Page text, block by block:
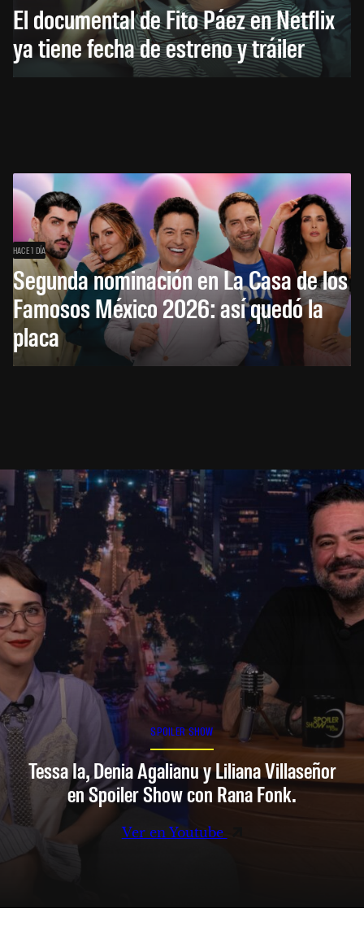
El documental de Fito Páez en Netflix
ya tiene fecha de estreno y tráiler
HACE 1 DÍA
Segunda nominación en La Casa de los
Famosos México 2026: así quedó la
placa
SPOILER SHOW
Tessa Ia, Denia Agalianu y Liliana Villaseñor
en Spoiler Show con Rana Fonk.
Ver en Youtube